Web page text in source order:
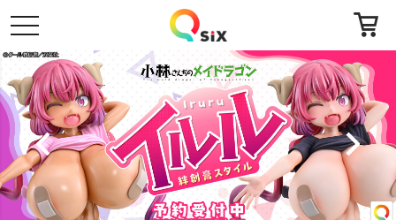
toggle
navigation